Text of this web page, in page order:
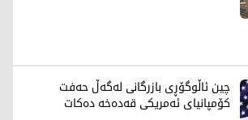
چین ئاڵوگۆڕی بازرگانی لەگەڵ حەفت
کۆمپانیای ئەمریکی قەدەخە دەکات